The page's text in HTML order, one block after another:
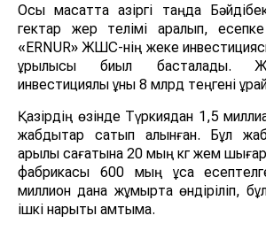
Осы мақсатта қазіргі таңда
гектар жер телімі қаралып,
«ERNUR» ЖШС-нің жеке
құрылысы биыл басталады.
инвестициялық құны 8 млрд теңгені
Қазірдің өзінде Түркиядан 1,5
жабдықтар сатып алынған. Бұл
арқылы сағатына 20 мың кг жем
фабрикасы 600 мың құсқа
миллион дана жұмыртқа өндіріліп,
ішкі нарықты қамтымақ.